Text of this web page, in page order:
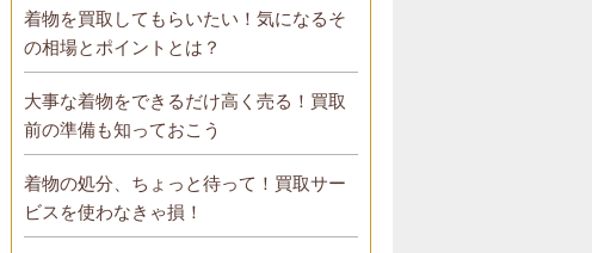
着物を買取してもらいたい！気になるそ
の相場とポイントとは？
大事な着物をできるだけ高く売る！買取
前の準備も知っておこう
着物の処分、ちょっと待って！買取サー
ビスを使わなきゃ損！